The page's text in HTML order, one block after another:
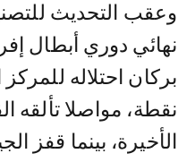
وعقب التحديث للتصنيق القاري بعد إجراء
نهائي دوري أبطال
نقطة، مواصلا تألقه
الأخيرة، بينما قفز